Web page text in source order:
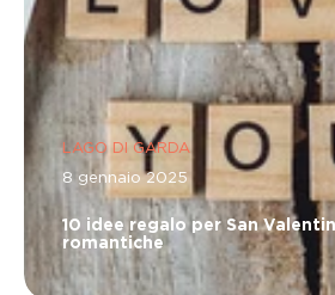
LAGO DI GARDA
8 gennaio 2025
10 idee regalo per San
romantiche